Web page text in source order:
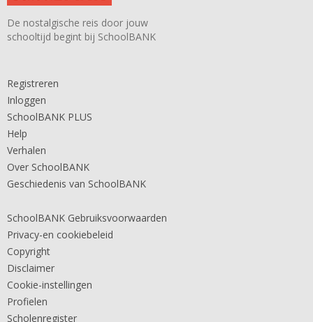
De nostalgische reis door jouw
schooltijd begint bij SchoolBANK
Registreren
Inloggen
SchoolBANK PLUS
Help
Verhalen
Over SchoolBANK
Geschiedenis van SchoolBANK
SchoolBANK Gebruiksvoorwaarden
Privacy-en cookiebeleid
Copyright
Disclaimer
Cookie-instellingen
Profielen
Scholenregister